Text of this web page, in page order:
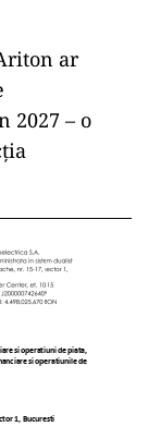
ar
2027 – o